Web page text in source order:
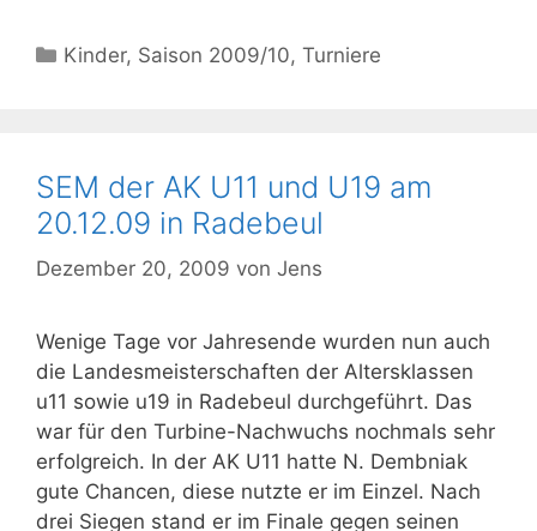
Kategorien
Kinder, Saison 2009/10,Turniere
SEM der AK U11 und U19 am
20.12.09 in Radebeul
Dezember 20, 2009 von Jens
Wenige Tage vor Jahresende wurden nun auch
die Landesmeisterschaften der Altersklassen
u11 sowie u19 in Radebeul durchgeführt. Das
war für den Turbine-Nachwuchs nochmals sehr
erfolgreich. In der AK U11 hatte N. Dembniak
gute Chancen, diese nutzte er im Einzel. Nach
drei Siegen stand er im Finale gegen seinen